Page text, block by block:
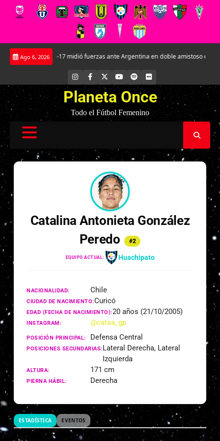
Saltar
Ago 6, 2026
La Roja Sub-17 midió fuerzas ante Argentina en doble amistoso en el CAR
INSTAGRAM
FACEBOOK YOUTUBE
SPOTIFYFLICKR
Planeta Once
Todo el Fútbol Femenino
Catalina Antonieta González
Peredo
#2
EQUIPO ACTUAL: Huachipato
NACIONALIDAD: Chile
CIUDAD DE NACIMIENTO:Curicó
EDAD (FECHA DE NACIMIENTO):20 años (21/10/2005)
INSTAGRAM: @cataa_gp
POSICIÓN PRINCIPAL: Defensa Central
POSICIONES SECUNDARIAS:Lateral Derecha, Lateral
Izquierda
ALTURA: 171 cm
PIERNA HÁBIL: Derecha
ESTADÍSTICA EVENTOS